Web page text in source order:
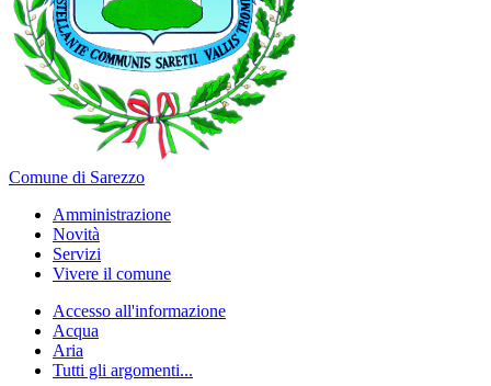
Comune di Sarezzo
Amministrazione
Novità
Servizi
Vivere il comune
Accesso all'informazione
Acqua
Aria
Tutti gli argomenti...